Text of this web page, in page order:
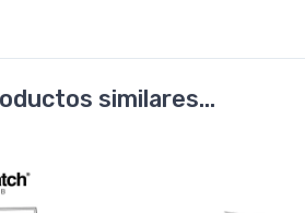
similares...